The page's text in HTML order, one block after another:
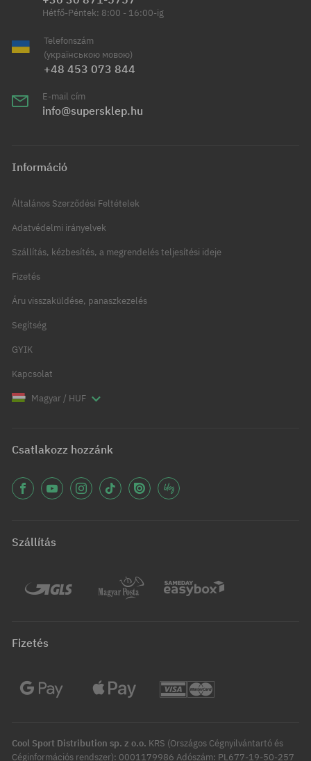
Hétfő-Péntek: 8:00 - 16:00-ig
Telefonszám
(українською мовою)
+48 453 073 844
E-mail cím
info@supersklep.hu
Információ
Általános Szerződési Feltételek
Adatvédelmi irányelvek
Szállítás, kézbesítés, a megrendelés teljesítési ideje
Fizetés
Áru visszaküldése, panaszkezelés
Segítség
GYIK
Kapcsolat
Magyar / HUF
Csatlakozz hozzánk
Szállítás
Fizetés
Cool Sport Distribution sp. z o.o. KRS (Országos Cégnyilvántartó és
Céginformációs rendszer): 0001179986 Adószám: PL677-19-50-257